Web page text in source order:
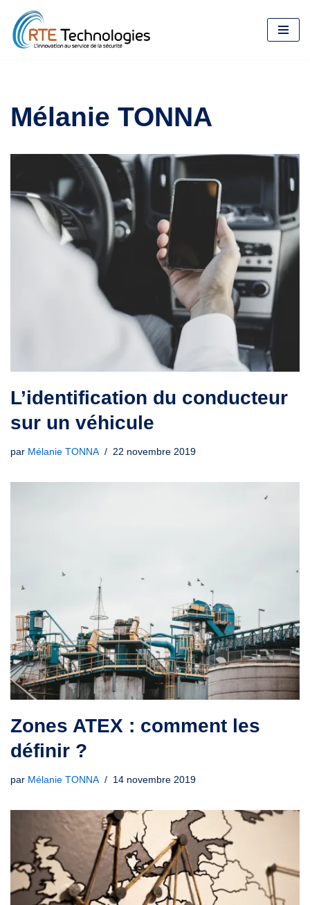
Aller
Mélanie TONNA
L’identification du conducteur
sur un véhicule
par Mélanie TONNA 22 novembre 2019
Zones ATEX : comment les
définir ?
par Mélanie TONNA 14 novembre 2019